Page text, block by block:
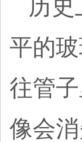
历
平的
往管
像会